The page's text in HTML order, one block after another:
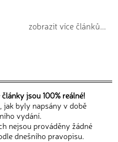
zobrazit více článků...
jsou 100% reálné!
jak byly napsány v době
vydání.
nejsou prováděny žádné
dnešního pravopisu.